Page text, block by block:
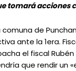
tomará acciones
comuna de
ante la 1era.
el fiscal
que rendir un